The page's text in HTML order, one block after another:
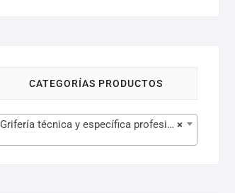
CATEGORÍAS PRODUCTOS
×
Grifería técnica y específica profesional (4)